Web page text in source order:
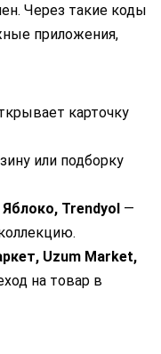
Через такие коды
приложения,
карточку
или подборку
Trendyol —
Uzum Market,
на товар в